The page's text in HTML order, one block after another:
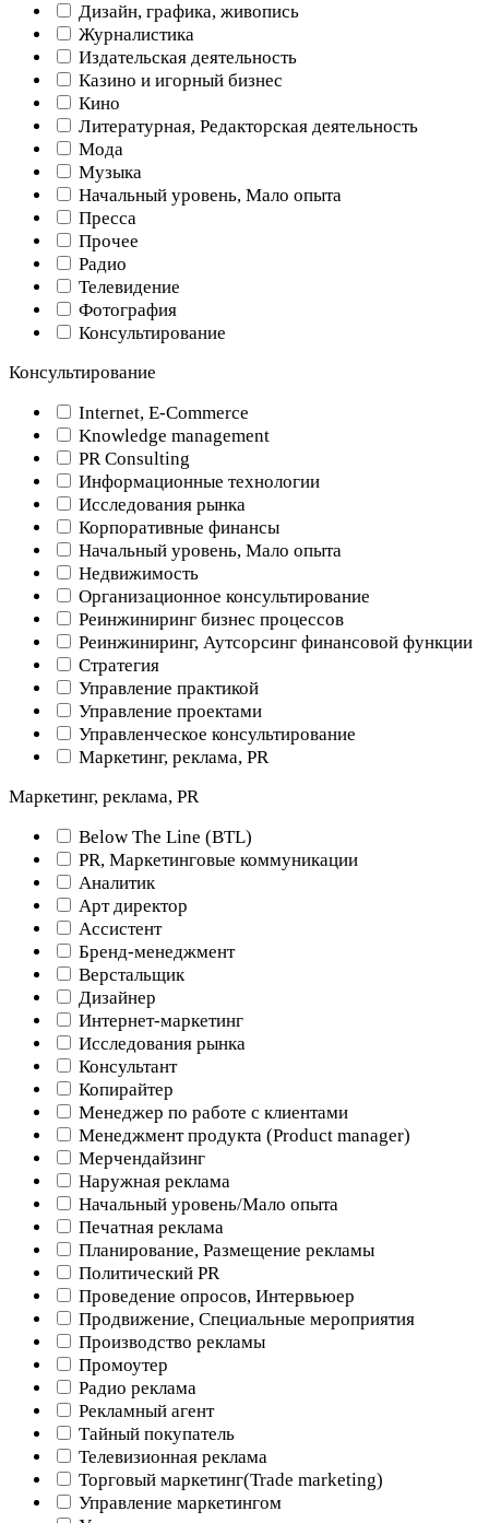
Дизайн, графика, живопись
Журналистика
Издательская деятельность
Казино и игорный бизнес
Кино
Литературная, Редакторская деятельность
Мода
Музыка
Начальный уровень, Мало опыта
Пресса
Прочее
Радио
Телевидение
Фотография
Консультирование
Консультирование
Internet, E-Commerce
Knowledge management
PR Consulting
Информационные технологии
Исследования рынка
Корпоративные финансы
Начальный уровень, Мало опыта
Недвижимость
Организационное консультирование
Реинжиниринг бизнес процессов
Реинжиниринг, Аутсорсинг финансовой функции
Стратегия
Управление практикой
Управление проектами
Управленческое консультирование
Маркетинг, реклама, PR
Маркетинг, реклама, PR
Below The Line (BTL)
PR, Маркетинговые коммуникации
Аналитик
Арт директор
Ассистент
Бренд-менеджмент
Верстальщик
Дизайнер
Интернет-маркетинг
Исследования рынка
Консультант
Копирайтер
Менеджер по работе с клиентами
Менеджмент продукта (Product manager)
Мерчендайзинг
Наружная реклама
Начальный уровень/Мало опыта
Печатная реклама
Планирование, Размещение рекламы
Политический PR
Проведение опросов, Интервьюер
Продвижение, Специальные мероприятия
Производство рекламы
Промоутер
Радио реклама
Рекламный агент
Тайный покупатель
Телевизионная реклама
Торговый маркетинг(Trade marketing)
Управление маркетингом